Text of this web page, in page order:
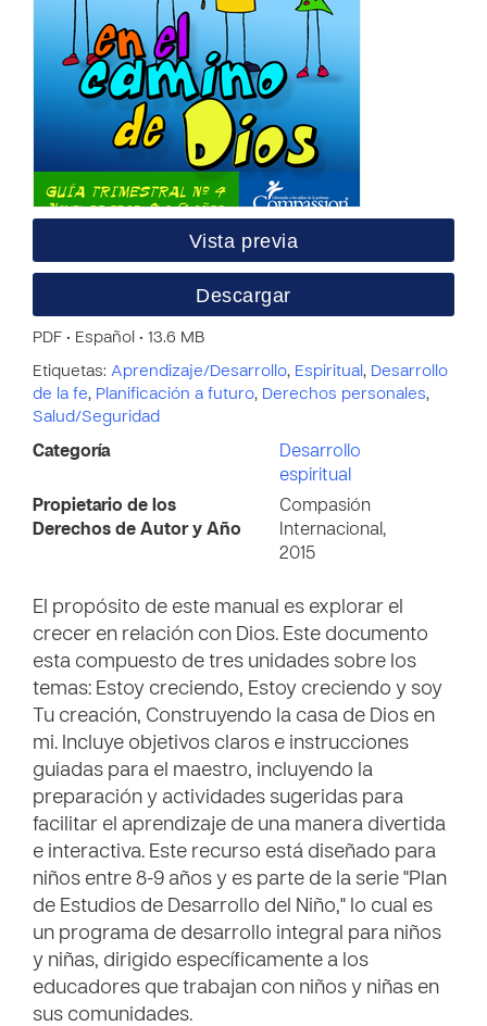
Vista previa
Descargar
PDF • Español • 13.6 MB
Etiquetas: Aprendizaje/Desarrollo, Espiritual , Desarrollo
de la fe, Planificación a futuro, Derechos personales,
Salud/Seguridad
Categoría
Desarrollo
espiritual
Propietario de los
Derechos de Autor y Año
Compasión
Internacional,
2015
El propósito de este manual es explorar el
crecer en relación con Dios. Este documento
esta compuesto de tres unidades sobre los
temas: Estoy creciendo, Estoy creciendo y soy
Tu creación, Construyendo la casa de Dios en
mi. Incluye objetivos claros e instrucciones
guiadas para el maestro, incluyendo la
preparación y actividades sugeridas para
facilitar el aprendizaje de una manera divertida
e interactiva. Este recurso está diseñado para
niños entre 8-9 años y es parte de la serie "Plan
de Estudios de Desarrollo del Niño," lo cual es
un programa de desarrollo integral para niños
y niñas, dirigido específicamente a los
educadores que trabajan con niños y niñas en
sus comunidades.